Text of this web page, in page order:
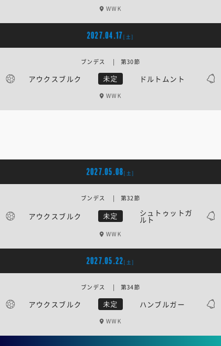
WWK
2027.04.17[土]
アウクスブルク 未定 ドルトムント
ブンデス | 第30節
WWK
2027.05.08[土]
アウクスブルク 未定 シュトゥットガ
ルト
ブンデス | 第32節
WWK
2027.05.22[土]
アウクスブルク 未定 ハンブルガー
ブンデス | 第34節
WWK